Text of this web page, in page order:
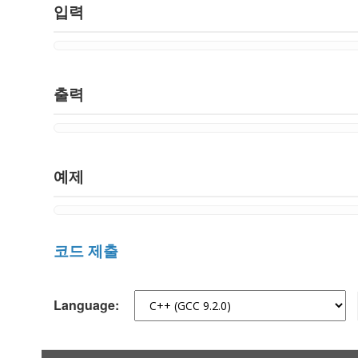
입력
출력
예제
코드 제출
Language: